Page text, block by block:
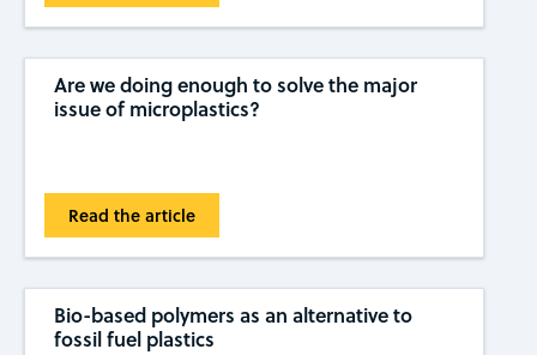
Are we doing enough to solve the major
issue of microplastics?
Read the article
Bio-based polymers as an alternative to
fossil fuel plastics